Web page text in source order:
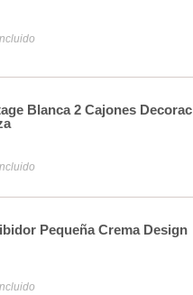
Blanca 2 Cajones
Pequeña Crema Design